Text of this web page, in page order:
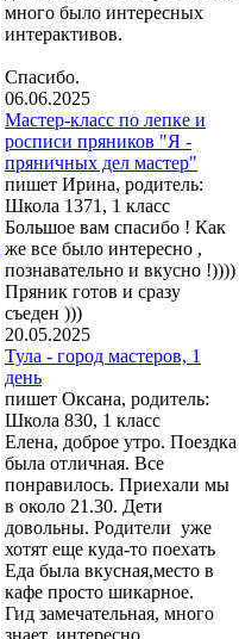
много было интересных
интерактивов.
Спасибо.
06.06.2025
Мастер-класс по лепке и
росписи пряников "Я -
пряничных дел мастер"
пишет Ирина, родитель:
Школа 1371, 1 класс
Большое вам спасибо ! Как
же все было интересно ,
познавательно и вкусно !))))
Пряник готов и сразу
съеден )))
20.05.2025
Тула - город мастеров, 1
день
пишет Оксана, родитель:
Школа 830, 1 класс
Елена, доброе утро. Поездка
была отличная. Все
понравилось. Приехали мы
в около 21.30. Дети
довольны. Родители уже
хотят еще куда-то поехать
Еда была вкусная,место в
кафе просто шикарное.
Гид замечательная, много
знает, интересно